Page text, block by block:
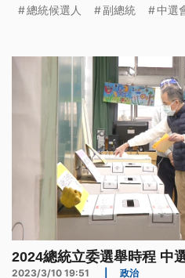
總統候選人 副總統 中選
2024總統立委選舉時程 中
2023/3/10 19:51 政治